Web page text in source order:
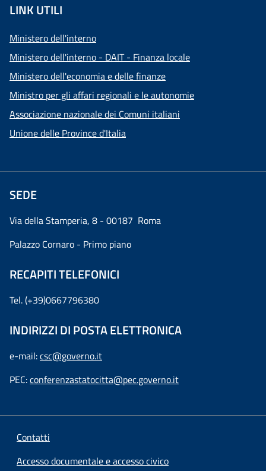
LINK UTILI
Ministero dell'interno
Ministero dell'interno - DAIT - Finanza locale
Ministero dell'economia e delle finanze
Ministro per gli affari regionali e le autonomie
Associazione nazionale dei Comuni italiani
Unione delle Province d'Italia
SEDE
Via della Stamperia, 8 - 00187 Roma
Palazzo Cornaro - Primo piano
RECAPITI TELEFONICI
Tel. (+39)0667796380
INDIRIZZI DI POSTA ELETTRONICA
e-mail:csc@governo.it
PEC:conferenzastatocitta@pec.governo.it
Contatti
Accesso documentale e accesso civico